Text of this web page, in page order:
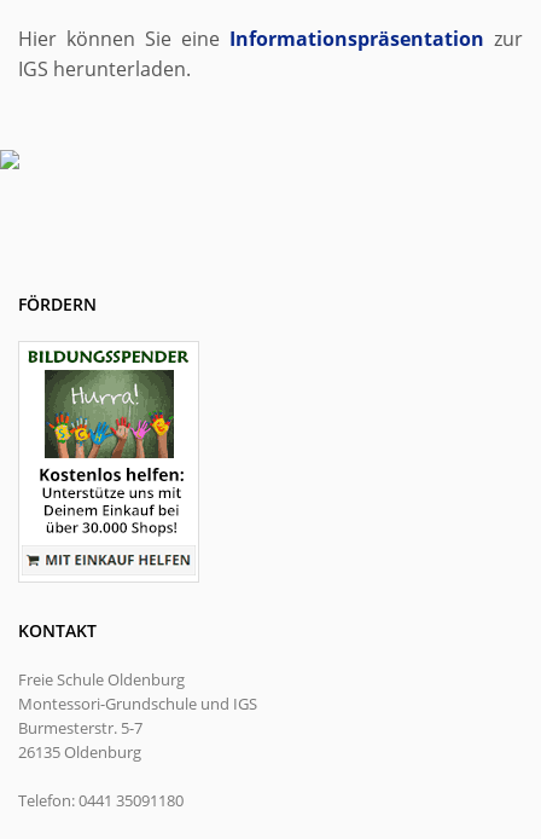
Hier können Sie eine Informationspräsentation zur
IGS herunterladen.
FÖRDERN
KONTAKT
Freie Schule Oldenburg
Montessori-Grundschule und IGS
Burmesterstr. 5-7
26135 Oldenburg
Telefon: 0441 35091180